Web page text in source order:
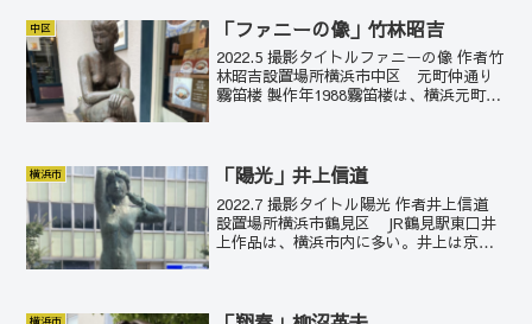
中区 「ファニーの像」竹林昭吉
2022.5 撮影タイトルファニーの像 作者竹
林昭吉設置場所横浜市中区 元町仲通り
霧笛楼 製作年1988霧笛楼は、横浜元町を
れてい...
横浜市 「陽光」井上信道
2022.7 撮影タイトル陽光 作者井上信道
設置場所横浜市鶴見区 JR鶴見駅東口井
上作品は、横浜市内に多い。井上は京都
神奈...
横浜市